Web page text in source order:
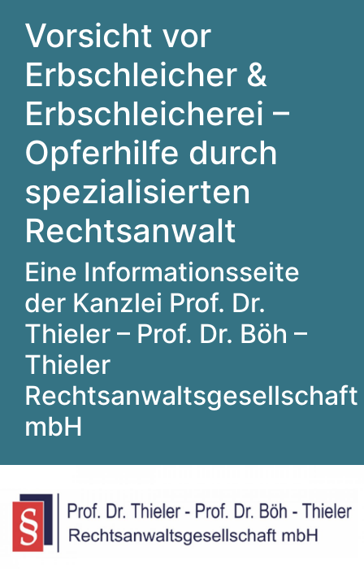
Vorsicht vor
Erbschleicher &
Erbschleicherei –
Opferhilfe durch
spezialisierten
Rechtsanwalt
Eine Informationsseite
der Kanzlei Prof. Dr.
Thieler – Prof. Dr. Böh –
Thieler
Rechtsanwaltsgesellschaft
mbH